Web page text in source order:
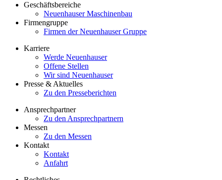
Geschäftsbereiche
Neuenhauser Maschinenbau
Firmengruppe
Firmen der Neuenhauser Gruppe
Karriere
Werde Neuenhauser
Offene Stellen
Wir sind Neuenhauser
Presse & Aktuelles
Zu den Presseberichten
Ansprechpartner
Zu den Ansprechpartnern
Messen
Zu den Messen
Kontakt
Kontakt
Anfahrt